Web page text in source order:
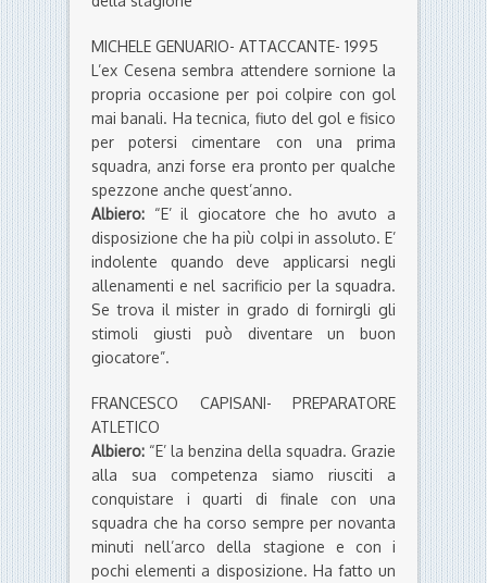
MICHELE GENUARIO- ATTACCANTE- 1995
L’ex Cesena sembra attendere sornione la
propria occasione per poi colpire con gol
mai banali. Ha tecnica, fiuto del gol e fisico
per potersi cimentare con una prima
squadra, anzi forse era pronto per qualche
spezzone anche quest’anno.
Albiero: “E’ il giocatore che ho avuto a
disposizione che ha più colpi in assoluto. E’
indolente quando deve applicarsi negli
allenamenti e nel sacrificio per la squadra.
Se trova il mister in grado di fornirgli gli
stimoli giusti può diventare un buon
giocatore”.
FRANCESCO CAPISANI- PREPARATORE
ATLETICO
Albiero: “E’ la benzina della squadra. Grazie
alla sua competenza siamo riusciti a
conquistare i quarti di finale con una
squadra che ha corso sempre per novanta
minuti nell’arco della stagione e con i
pochi elementi a disposizione. Ha fatto un